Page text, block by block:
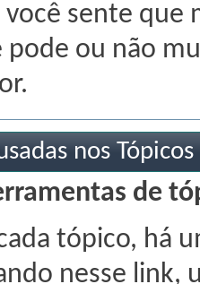
você sente que
ou não
nos Tópicos
de
tópico, há
nesse link,